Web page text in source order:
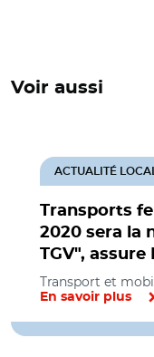
Voir aussi
Transports
2020 sera la
TGV",
ACTUALITÉ
Transport et
En savoir plus